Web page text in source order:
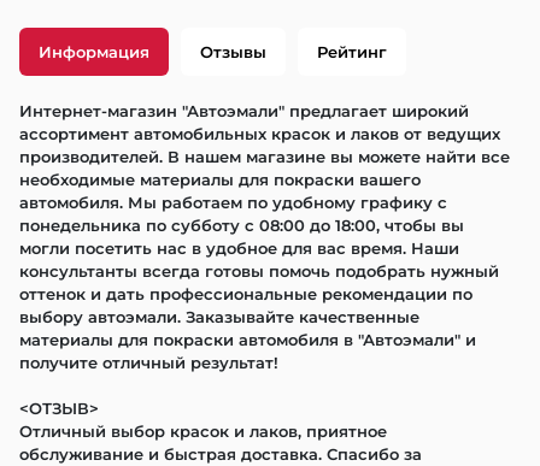
Информация Отзывы Рейтинг
Интернет-магазин "Автоэмали" предлагает широкий
ассортимент автомобильных красок и лаков от ведущих
производителей. В нашем магазине вы можете найти все
необходимые материалы для покраски вашего
автомобиля. Мы работаем по удобному графику с
понедельника по субботу с 08:00 до 18:00, чтобы вы
могли посетить нас в удобное для вас время. Наши
консультанты всегда готовы помочь подобрать нужный
оттенок и дать профессиональные рекомендации по
выбору автоэмали. Заказывайте качественные
материалы для покраски автомобиля в "Автоэмали" и
получите отличный результат!
<ОТЗЫВ>
Отличный выбор красок и лаков, приятное
обслуживание и быстрая доставка. Спасибо за